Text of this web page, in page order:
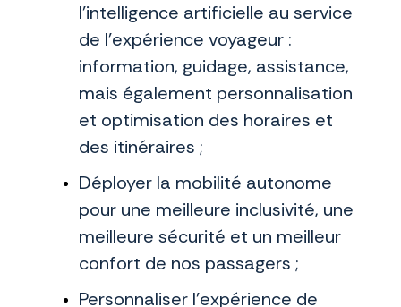
l’intelligence artificielle au service
de l’expérience voyageur :
information, guidage, assistance,
mais également personnalisation
et optimisation des horaires et
des itinéraires ;
Déployer la mobilité autonome
pour une meilleure inclusivité, une
meilleure sécurité et un meilleur
confort de nos passagers ;
Personnaliser l’expérience de